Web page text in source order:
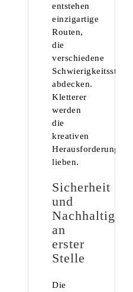
entstehen
einzigartige
Routen,
die
verschiedene
abdecken.
Kletterer
werden
die
kreativen
Herausforderungen
lieben.
Sicherheit
und
an
erster
Stelle
Die